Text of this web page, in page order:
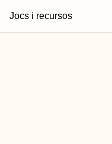
Jocs i recursos